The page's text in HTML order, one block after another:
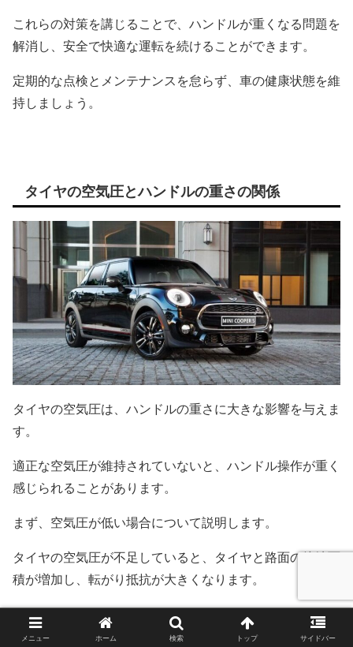
これらの対策を講じることで、ハンドルが重くなる問題を
解消し、安全で快適な運転を続けることができます。
定期的な点検とメンテナンスを怠らず、車の健康状態を維
持しましょう。
タイヤの空気圧とハンドルの重さの関係
タイヤの空気圧は、ハンドルの重さに大きな影響を与えま
す。
適正な空気圧が維持されていないと、ハンドル操作が重く
感じられることがあります。
まず、空気圧が低い場合について説明します。
タイヤの空気圧が不足していると、タイヤと路面の接地面
積が増加し、転がり抵抗が大きくなります。
これにより、ハンドルを切る際により多くの力が必要とな
り、ハンドルが重く感じられるのです。
メニュー ホーム 検索 トップ サイドバー